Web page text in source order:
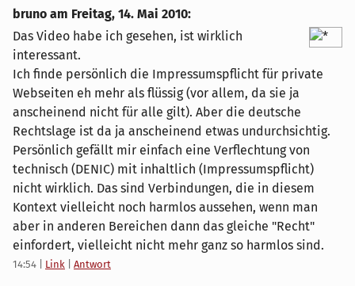
bruno am Freitag, 14. Mai 2010:
Das Video habe ich gesehen, ist wirklich
interessant.
Ich finde persönlich die Impressumspflicht für private
Webseiten eh mehr als flüssig (vor allem, da sie ja
anscheinend nicht für alle gilt). Aber die deutsche
Rechtslage ist da ja anscheinend etwas undurchsichtig.
Persönlich gefällt mir einfach eine Verflechtung von
technisch (DENIC) mit inhaltlich (Impressumspflicht)
nicht wirklich. Das sind Verbindungen, die in diesem
Kontext vielleicht noch harmlos aussehen, wenn man
aber in anderen Bereichen dann das gleiche "Recht"
einfordert, vielleicht nicht mehr ganz so harmlos sind.
14:54 Link Antwort